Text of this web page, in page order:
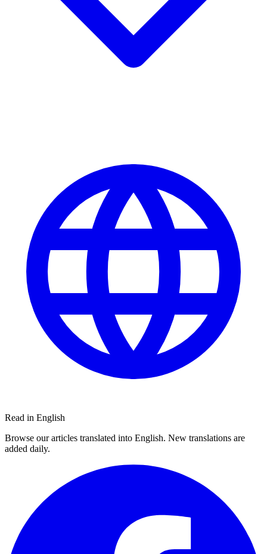
Read in English
Browse our articles translated into English. New translations are
added daily.